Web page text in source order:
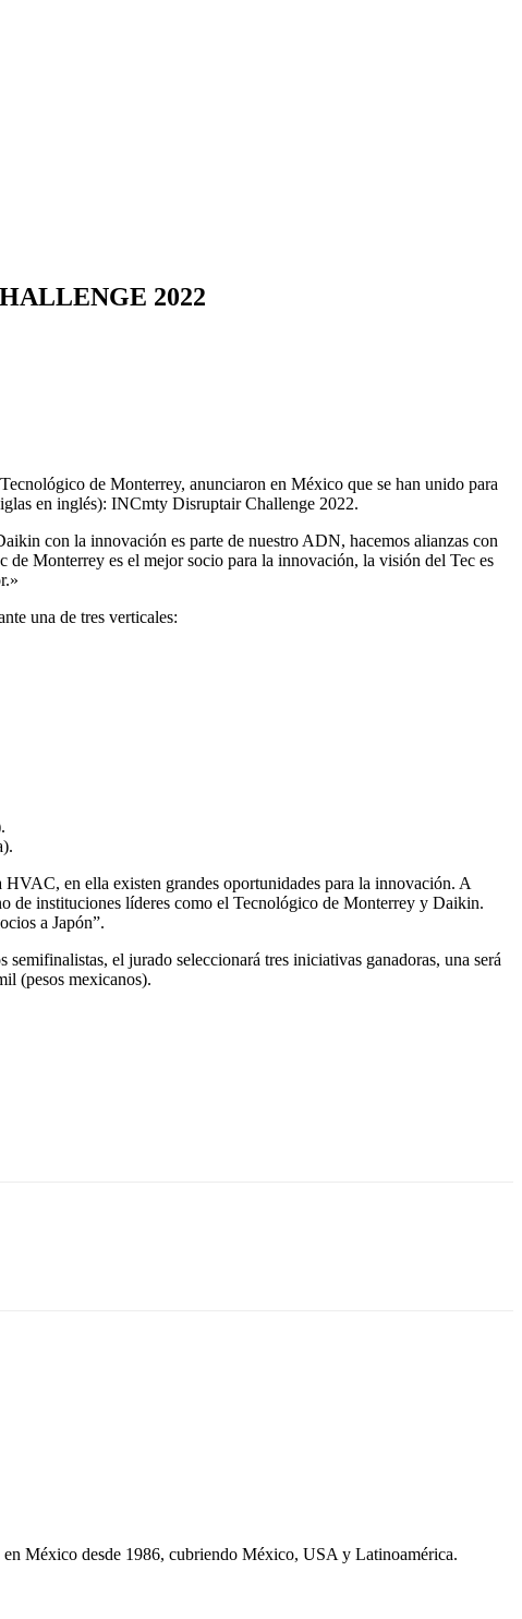
2022
de Monterrey, anunciaron en México que se han unido para
en inglés): INCmty Disruptair Challenge 2022.
con la innovación es parte de nuestro ADN, hacemos alianzas con
de Monterrey es el mejor socio para la innovación, la visión del Tec es
una de tres verticales:
en ella existen grandes oportunidades para la innovación. A
de instituciones líderes como el Tecnológico de Monterrey y Daikin.
a Japón”.
el jurado seleccionará tres iniciativas ganadoras, una será
(pesos mexicanos).
México desde 1986, cubriendo México, USA y Latinoamérica.